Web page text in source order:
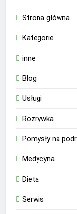
Strona główna
Kategorie
inne
Blog
Usługi
Rozrywka
Pomysły na
Medycyna
Dieta
Serwis